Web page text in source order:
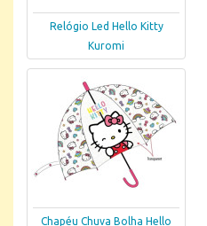
Relógio Led Hello Kitty
Kuromi
Chapéu Chuva Bolha Hello